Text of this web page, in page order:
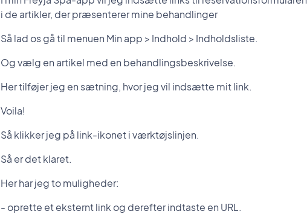
i de artikler, der præsenterer mine behandlinger
Så lad os gå til menuen Min app > Indhold > Indholdsliste.
Og vælg en artikel med en behandlingsbeskrivelse.
Her tilføjer jeg en sætning, hvor jeg vil indsætte mit link.
Voila!
Så klikker jeg på link-ikonet i værktøjslinjen.
Så er det klaret.
Her har jeg to muligheder:
- oprette et eksternt link og derefter indtaste en URL.